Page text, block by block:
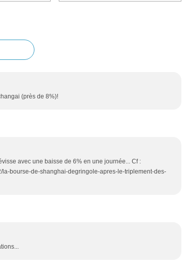
(près de 8%)!
avec une baisse de 6% en une journée... Cf :
la-bourse-de-shanghai-degringole-apres-le-triplement-des-